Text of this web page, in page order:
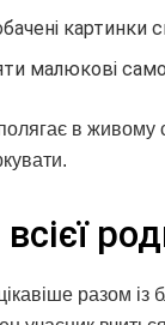
картинки
малюкові
полягає в
разом із